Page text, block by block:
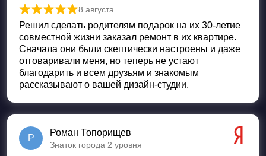
Оценка из 5
8 августа
Решил сделать родителям подарок на их 30-летие
совместной жизни заказал ремонт в их квартире.
Сначала они были скептически настроены и даже
отговаривали меня, но теперь не устают
благодарить и всем друзьям и знакомым
рассказывают о вашей дизайн-студии.
Р
Роман Топорищев
Знаток города 2 уровня